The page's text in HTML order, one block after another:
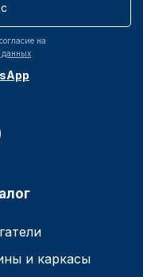
на
данных
и каркасы